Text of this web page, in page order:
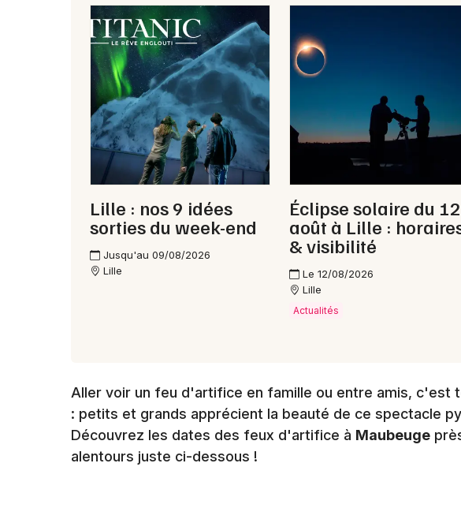
59 -
Lille : nos 9 idées
sorties du week-end
Jusqu'au 09/08/2026
Lille
Éclipse solaire du 12
août à Lille :
& visibilité
Le 12/08/2026
Lille
Actualités
Aller voir un feu d'artifice en famille ou entre amis, c'est
: petits et grands apprécient la beauté de ce spectacle
Découvrez les dates des feux d'artifice à Maubeuge
alentours juste ci-dessous !